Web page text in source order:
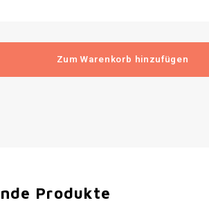
Zum Warenkorb hinzufügen
Produkte